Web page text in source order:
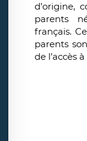
d’origine,
parents
français.
parents
de l’accès